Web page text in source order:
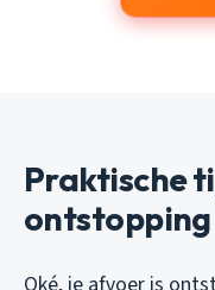
Praktische
ontstopping